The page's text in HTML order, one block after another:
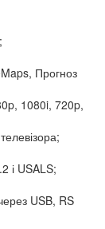
Прогноз
1080i, 720p,
і USALS;
USB, RS